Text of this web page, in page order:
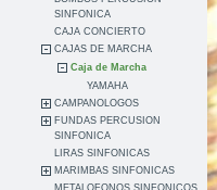
SINFONICA
CAJA CONCIERTO
CAJAS DE MARCHA
Caja de Marcha
YAMAHA
CAMPANOLOGOS
FUNDAS PERCUSION
SINFONICA
LIRAS SINFONICAS
MARIMBAS SINFONICAS